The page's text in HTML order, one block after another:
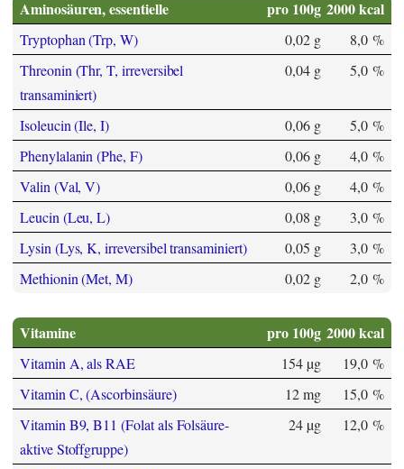
Aminosäuren, essentielle pro 100g 2000 kcal
Tryptophan (Trp, W) 0,02 g
8,0 %
Threonin (Thr, T, irreversibel
transaminiert)
0,04 g 5,0 %
Isoleucin (Ile, I) 0,06 g
5,0 %
Phenylalanin (Phe, F)
0,06 g
4,0 %
Valin (Val, V)
0,06 g
4,0 %
Leucin (Leu, L)
0,08 g
3,0 %
Lysin (Lys, K, irreversibel transaminiert)
0,05 g
3,0 %
Methionin (Met, M)
0,02 g 2,0 %
Vitamine pro 100g 2000 kcal
Vitamin A, als RAE 154 µg
19,0 %
Vitamin C, (Ascorbinsäure)
12 mg
15,0 %
Vitamin B9, B11 (Folat als Folsäure-
aktive Stoffgruppe)
24 µg 12,0 %